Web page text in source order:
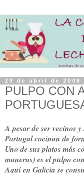
29 de abril de 2008
PULPO CON
A pesar de ser vecinos
Portugal cocinan de
Uno de sus platos más
maneras) es el pulpo
Aquí en Galicia se